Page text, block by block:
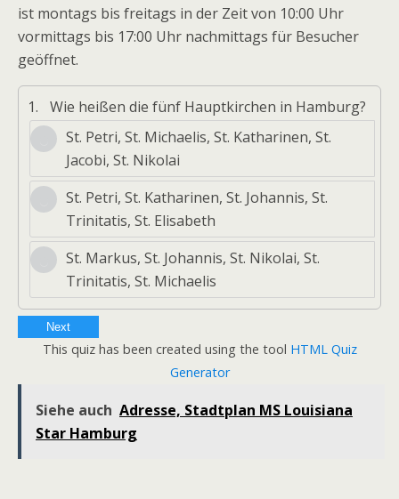
ist montags bis freitags in der Zeit von 10:00 Uhr
vormittags bis 17:00 Uhr nachmittags für Besucher
geöffnet.
1.
Wie heißen die fünf Hauptkirchen in Hamburg?
St. Petri, St. Michaelis, St. Katharinen, St.
Jacobi, St. Nikolai
St. Petri, St. Katharinen, St. Johannis, St.
Trinitatis, St. Elisabeth
St. Markus, St. Johannis, St. Nikolai, St.
Trinitatis, St. Michaelis
Next
This quiz has been created using the tool HTML Quiz
Generator
Siehe auch Adresse, Stadtplan MS Louisiana
Star Hamburg